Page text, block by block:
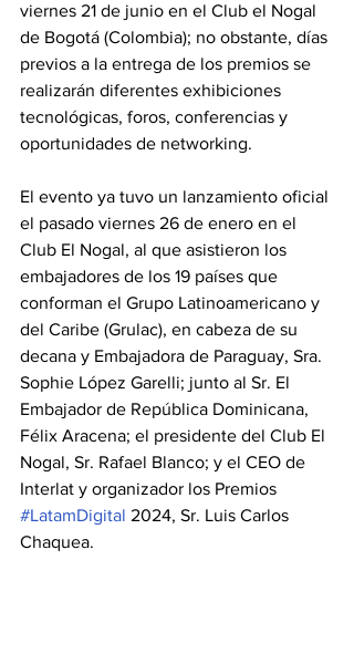
viernes 21 de junio en el Club el Nogal
de Bogotá (Colombia); no obstante, días
previos a la entrega de los premios se
realizarán diferentes exhibiciones
tecnológicas, foros, conferencias y
oportunidades de networking.
El evento ya tuvo un lanzamiento oficial
el pasado viernes 26 de enero en el
Club El Nogal, al que asistieron los
embajadores de los 19 países que
conforman el Grupo Latinoamericano y
del Caribe (Grulac), en cabeza de su
decana y Embajadora de Paraguay, Sra.
Sophie López Garelli; junto al Sr. El
Embajador de República Dominicana,
Félix Aracena; el presidente del Club El
Nogal, Sr. Rafael Blanco; y el CEO de
Interlat y organizador los Premios
#LatamDigital 2024, Sr. Luis Carlos
Chaquea.